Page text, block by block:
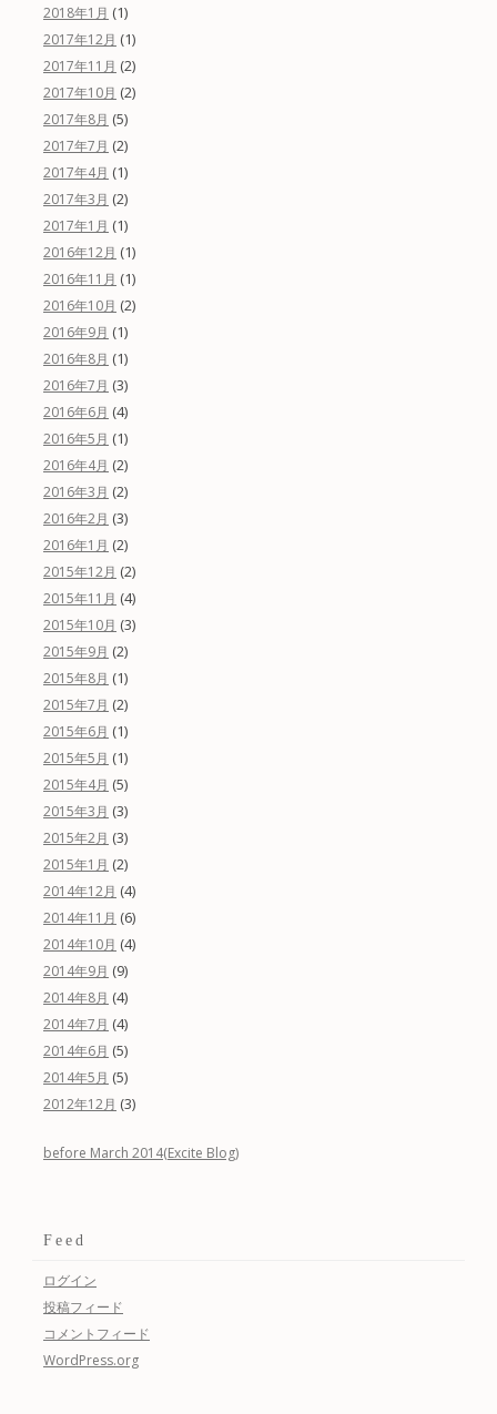
2018年1月 (1)
2017年12月 (1)
2017年11月 (2)
2017年10月 (2)
2017年8月 (5)
2017年7月 (2)
2017年4月 (1)
2017年3月 (2)
2017年1月 (1)
2016年12月 (1)
2016年11月 (1)
2016年10月 (2)
2016年9月 (1)
2016年8月 (1)
2016年7月 (3)
2016年6月 (4)
2016年5月 (1)
2016年4月 (2)
2016年3月 (2)
2016年2月 (3)
2016年1月 (2)
2015年12月 (2)
2015年11月 (4)
2015年10月 (3)
2015年9月 (2)
2015年8月 (1)
2015年7月 (2)
2015年6月 (1)
2015年5月 (1)
2015年4月 (5)
2015年3月 (3)
2015年2月 (3)
2015年1月 (2)
2014年12月 (4)
2014年11月 (6)
2014年10月 (4)
2014年9月 (9)
2014年8月 (4)
2014年7月 (4)
2014年6月 (5)
2014年5月 (5)
2012年12月 (3)
before March 2014(Excite Blog)
Feed
ログイン
投稿フィード
コメントフィード
WordPress.org